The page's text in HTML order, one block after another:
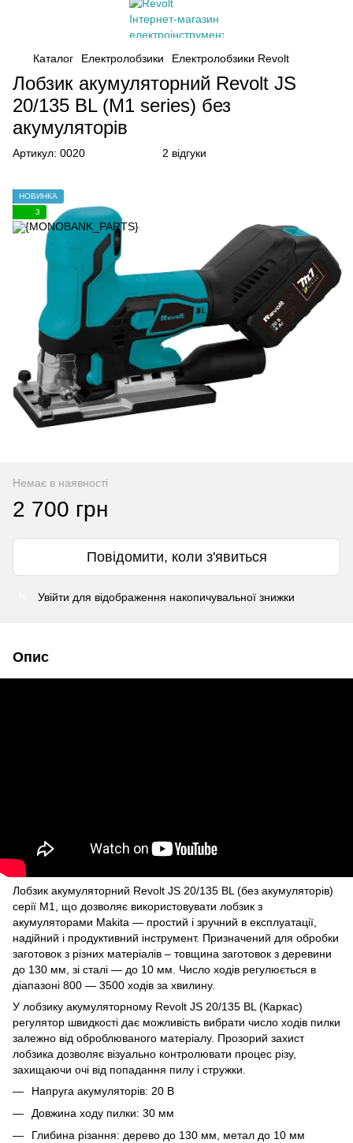
Каталог Електролобзики Електролобзики Revolt
Лобзик акумуляторний Revolt JS
20/135 BL (M1 series) без
акумуляторів
Артикул: 0020 2 відгуки
НОВИНКА
3
Немає в наявності
2 700 грн
Повідомити, коли з'явиться
Увійти для відображення накопичувальної знижки
Опис
Лобзик акумуляторний Revolt JS 20/135 BL (без акумуляторів)
серії М1, що дозволяє використовувати лобзик з
акумуляторами Makita — простий і зручний в експлуатації,
надійний і продуктивний інструмент. Призначений для обробки
заготовок з різних матеріалів – товщина заготовок з деревини
до 130 мм, зі сталі — до 10 мм. Число ходів регулюється в
діапазоні 800 — 3500 ходів за хвилину.
У лобзику акумуляторному Revolt JS 20/135 BL (Каркас)
регулятор швидкості дає можливість вибрати число ходів пилки
залежно від оброблюваного матеріалу. Прозорий захист
лобзика дозволяє візуально контролювати процес різу,
захищаючи очі від попадання пилу і стружки.
Напруга акумуляторів: 20 В
Довжина ходу пилки: 30 мм
Глибина різання: дерево до 130 мм, метал до 10 мм